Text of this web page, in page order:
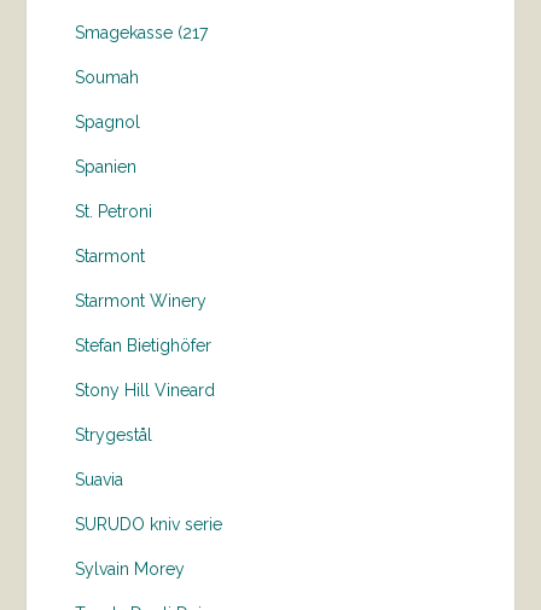
Smagekasse (217
Soumah
Spagnol
Spanien
St. Petroni
Starmont
Starmont Winery
Stefan Bietighöfer
Stony Hill Vineard
Strygestål
Suavia
SURUDO kniv serie
Sylvain Morey